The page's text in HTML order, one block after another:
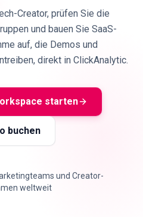
Creator, prüfen Sie die
und bauen Sie SaaS-
auf, die Demos und
direkt in ClickAnalytic.
starten
buchen
und Creator-
weltweit